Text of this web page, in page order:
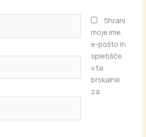
Shrani
moje ime,
e-pošto in
spletišče
v ta
brskalnik
za